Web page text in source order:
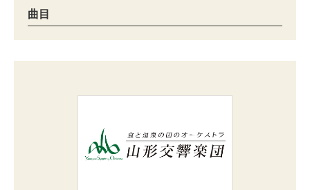
曲目